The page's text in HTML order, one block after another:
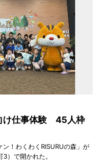
け仕事体験 45人枠
！わくわくRISURUの森」が
）で開かれた。